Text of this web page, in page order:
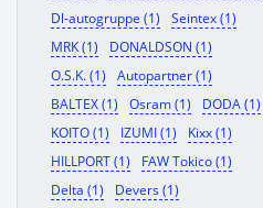
Dl-autogruppe (1)
Seintex (1)
MRK (1)
DONALDSON (1)
O.S.K. (1)
Autopartner (1)
BALTEX (1)
Osram (1)
DODA (1)
KOITO (1)
IZUMI (1)
Kixx (1)
HILLPORT (1)
FAW Tokico (1)
Delta (1)
Devers (1)